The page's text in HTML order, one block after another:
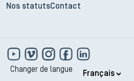
Nos statutsContact
Changer de langue